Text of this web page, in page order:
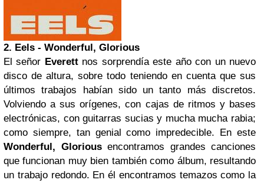
2. Eels - Wonderful, Glorious
El señor Everett nos sorprendía este año con un nuevo
disco de altura, sobre todo teniendo en cuenta que sus
últimos trabajos habían sido un tanto más discretos.
Volviendo a sus orígenes, con cajas de ritmos y bases
electrónicas, con guitarras sucias y mucha mucha rabia;
como siempre, tan genial como impredecible. En este
Wonderful, Gloriousencontramos grandes canciones
que funcionan muy bien también como álbum, resultando
un trabajo redondo. En él encontramos temazos como la